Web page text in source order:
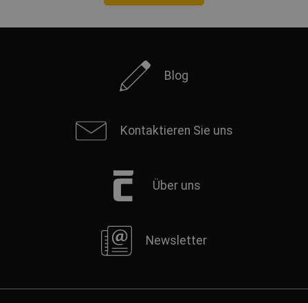
Blog
Kontaktieren Sie uns
Über uns
Newsletter